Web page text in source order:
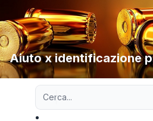
Aiuto x identificazione